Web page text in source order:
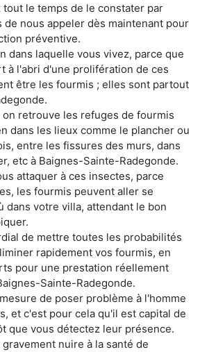
tout le temps de le constater par
de nous appeler dès maintenant pour
préventive.
dans laquelle vous vivez, parce que
à l'abri d'une prolifération de ces
être les fourmis ; elles sont partout
on retrouve les refuges de fourmis
dans les lieux comme le plancher ou
entre les fissures des murs, dans
etc à Baignes-Sainte-Radegonde.
attaquer à ces insectes, parce
les fourmis peuvent aller se
dans votre villa, attendant le bon
de mettre toutes les probabilités
rapidement vos fourmis, en
pour une prestation réellement
Sainte-Radegonde.
de poser problème à l'homme
et c'est pour cela qu'il est capital de
que vous détectez leur présence.
nuire à la santé de